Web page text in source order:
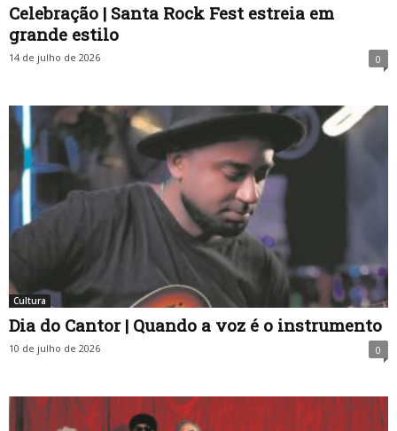
Celebração | Santa Rock Fest estreia em
grande estilo
14 de julho de 2026 0
Cultura
Dia do Cantor | Quando a voz é o instrumento
10 de julho de 2026 0